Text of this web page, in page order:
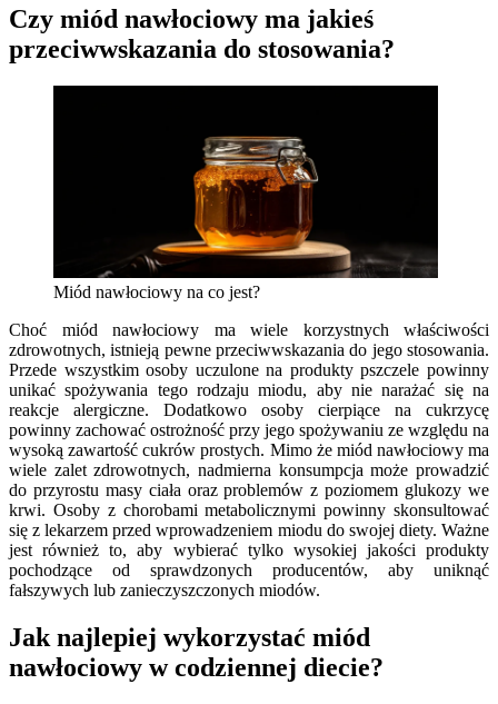
Czy miód nawłociowy ma jakieś
przeciwwskazania do stosowania?
Miód nawłociowy na co jest?
Choć miód nawłociowy ma wiele korzystnych właściwości
zdrowotnych, istnieją pewne przeciwwskazania do jego stosowania.
Przede wszystkim osoby uczulone na produkty pszczele powinny
unikać spożywania tego rodzaju miodu, aby nie narażać się na
reakcje alergiczne. Dodatkowo osoby cierpiące na cukrzycę
powinny zachować ostrożność przy jego spożywaniu ze względu na
wysoką zawartość cukrów prostych. Mimo że miód nawłociowy ma
wiele zalet zdrowotnych, nadmierna konsumpcja może prowadzić
do przyrostu masy ciała oraz problemów z poziomem glukozy we
krwi. Osoby z chorobami metabolicznymi powinny skonsultować
się z lekarzem przed wprowadzeniem miodu do swojej diety. Ważne
jest również to, aby wybierać tylko wysokiej jakości produkty
pochodzące od sprawdzonych producentów, aby uniknąć
fałszywych lub zanieczyszczonych miodów.
Jak najlepiej wykorzystać miód
nawłociowy w codziennej diecie?